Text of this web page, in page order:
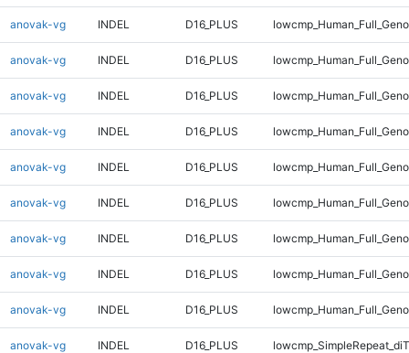
anovak-vg INDEL D16_PLUS
anovak-vg INDEL D16_PLUS
anovak-vg INDEL D16_PLUS
anovak-vg INDEL D16_PLUS
anovak-vg INDEL D16_PLUS
anovak-vg INDEL D16_PLUS
anovak-vg INDEL D16_PLUS
anovak-vg INDEL D16_PLUS
anovak-vg INDEL D16_PLUS
anovak-vg INDEL D16_PLUS